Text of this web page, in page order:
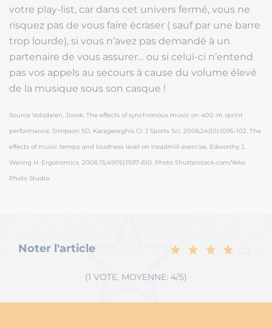
votre play-list, car dans cet univers fermé, vous ne
risquez pas de vous faire écraser ( sauf par une barre
trop lourde), si vous n’avez pas demandé à un
partenaire de vous assurer… ou si celui-ci n’entend
pas vos appels au secours à cause du volume élevé
de la musique sous son casque !
Source Volodalen, Jiwok, The effects of synchronous music on 400-m sprint
performance. Simpson SD, Karageorghis CI. J Sports Sci. 2006;24(10):1095-102. The
effects of music tempo and loudness level on treadmill exercise. Edworthy J,
Waring H. Ergonomics. 2006 15;49(15):1597-610. Photo Shutterstock.com/Yeko
Photo Studio
Noter l'article
(1 VOTE, MOYENNE: 4/5)